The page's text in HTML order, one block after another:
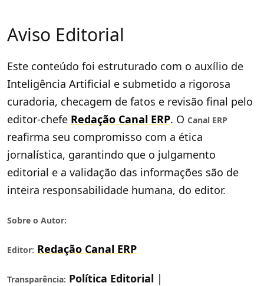
Aviso Editorial
Este conteúdo foi estruturado com o auxílio de
Inteligência Artificial e submetido a rigorosa
curadoria, checagem de fatos e revisão final pelo
editor-chefe Redação Canal ERP. O Canal ERP
reafirma seu compromisso com a ética
jornalística, garantindo que o julgamento
editorial e a validação das informações são de
inteira responsabilidade humana, do editor.
Sobre o Autor:
Editor: Redação Canal ERP
Transparência: Política Editorial |